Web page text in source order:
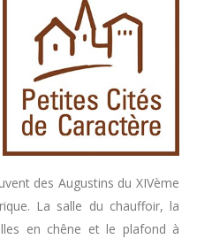
des Augustins du XIVème
La salle du chauffoir, la
en chêne et le plafond à